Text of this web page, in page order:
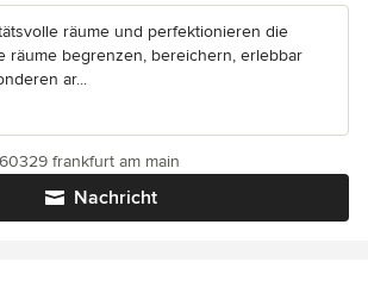
räume und perfektionieren die
räume begrenzen, bereichern, erlebbar
ar...
Nachricht
frankfurt am main